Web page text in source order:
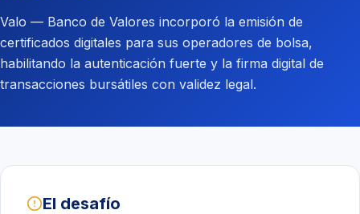
Valo — Banco de Valores incorporó la emisión de
certificados digitales para sus operadores de bolsa,
habilitando la autenticación fuerte y la firma digital de
transacciones bursátiles con validez legal.
El desafío